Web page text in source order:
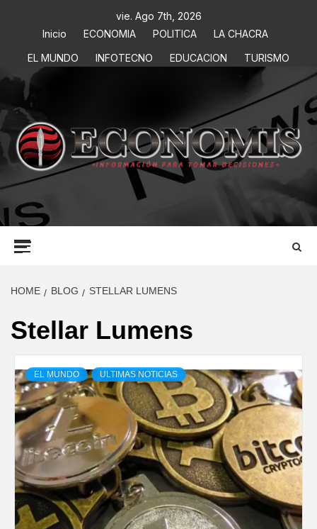
vie. Ago 7th, 2026
Inicio
ECONOMIA POLITICA
LA CHACRA
EL MUNDO
INFOTECNO EDUCACION TURISMO
ECONOMIS
INFORMACIÓN PARA TOMAR DECISIONES
HOME BLOG STELLAR LUMENS
Stellar Lumens
EL MUNDO ULTIMAS NOTICIAS